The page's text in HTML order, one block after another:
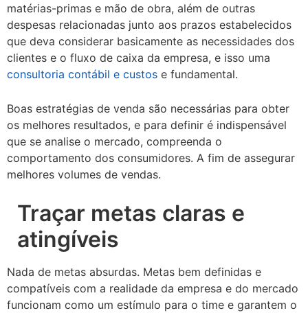
matérias-primas e mão de obra, além de outras
despesas relacionadas junto aos prazos estabelecidos
que deva considerar basicamente as necessidades dos
clientes e o fluxo de caixa da empresa, e isso uma
consultoria contábil e custos e fundamental.
Boas estratégias de venda são necessárias para obter
os melhores resultados, e para definir é indispensável
que se analise o mercado, compreenda o
comportamento dos consumidores. A fim de assegurar
melhores volumes de vendas.
Traçar metas claras e
atingíveis
Nada de metas absurdas. Metas bem definidas e
compatíveis com a realidade da empresa e do mercado
funcionam como um estímulo para o time e garantem o